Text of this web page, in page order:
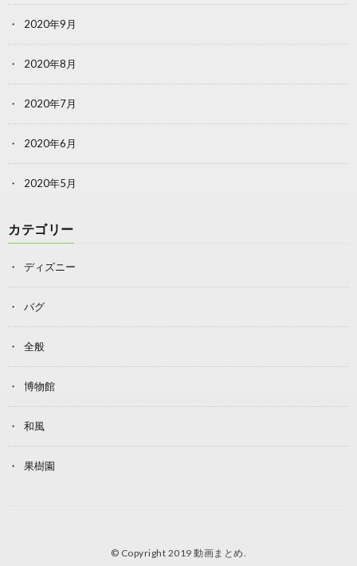
2020年9月
2020年8月
2020年7月
2020年6月
2020年5月
カテゴリー
ディズニー
バグ
全般
博物館
和風
果樹園
© Copyright 2019動画まとめ